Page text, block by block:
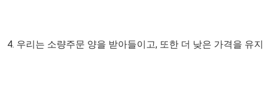
4. 우리는 소량주문 양을 받아들이고, 또한 더 낮은 가격을 유